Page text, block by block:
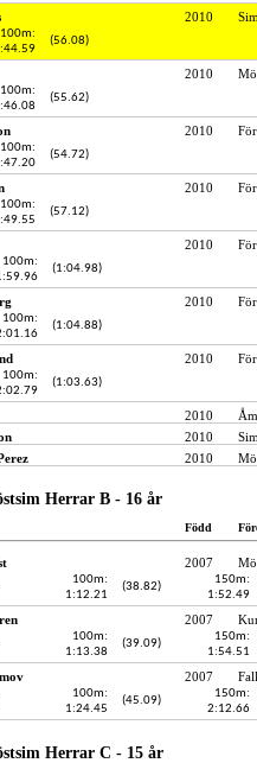
2010
100m:
(56.08)
2010
100m:
(55.62)
2010
100m:
(54.72)
2010
100m:
(57.12)
2010
100m:
(1:04.98)
2010
100m:
(1:04.88)
2010
100m:
(1:03.63)
2010
2010
2010
Herrar B - 16 år
Född
2007
100m:
1:12.21
(38.82)
150m:
1:52.49
2007
100m:
1:13.38
(39.09)
150m:
1:54.51
2007
100m:
1:24.45
(45.09)
150m:
2:12.66
Herrar C - 15 år